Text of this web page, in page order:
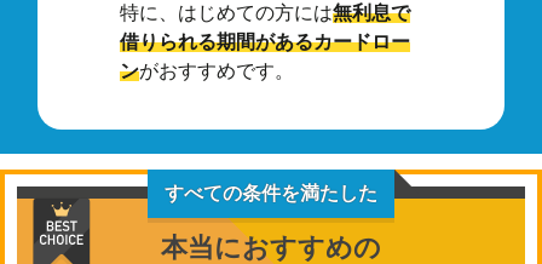
特に、はじめての方には無利息で
借りられる期間があるカードロー
ンがおすすめです。
すべての条件を満たした
本当におすすめの